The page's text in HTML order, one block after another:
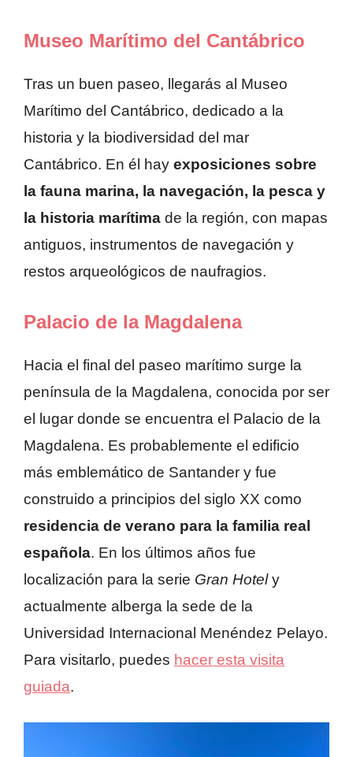
Museo Marítimo del Cantábrico
Tras un buen paseo, llegarás al Museo
Marítimo del Cantábrico, dedicado a la
historia y la biodiversidad del mar
Cantábrico. En él hay exposiciones sobre
la fauna marina, la navegación, la pesca y
la historia marítima de la región, con mapas
antiguos, instrumentos de navegación y
restos arqueológicos de naufragios.
Palacio de la Magdalena
Hacia el final del paseo marítimo surge la
península de la Magdalena, conocida por ser
el lugar donde se encuentra el Palacio de la
Magdalena. Es probablemente el edificio
más emblemático de Santander y fue
construido a principios del siglo XX como
residencia de verano para la familia real
española. En los últimos años fue
localización para la serie Gran Hotely
actualmente alberga la sede de la
Universidad Internacional Menéndez Pelayo.
Para visitarlo, puedes hacer esta visita
guiada.